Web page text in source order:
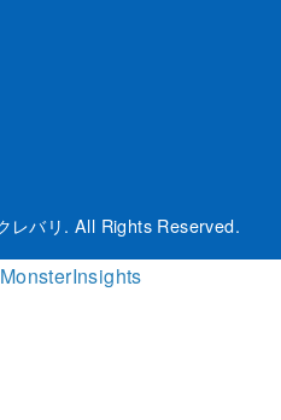
レバリ. All Rights Reserved.